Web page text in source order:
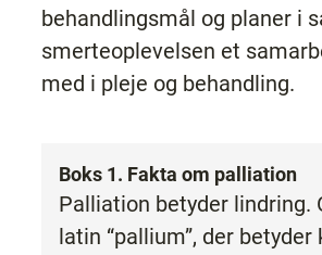
behandlingsmål og planer i
smerteoplevelsen et
med i pleje og behandling.
Boks 1. Fakta om palliation
Palliation betyder lindring.
latin “pallium”, der